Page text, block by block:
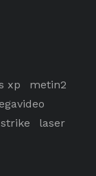
xp
metin2
laser